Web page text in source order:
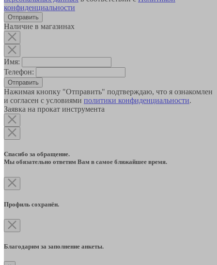
конфиденциальности
Наличие в магазинах
Имя:
Телефон:
Отправить
Нажимая кнопку "Отправить" подтверждаю, что я ознакомлен
и согласен с условиями политики конфиденциальности.
Заявка на прокат инструмента
Спасибо за обращение.
Мы обязательно ответим Вам в самое ближайшее время.
Профиль сохранён.
Благодарим за заполнение анкеты.